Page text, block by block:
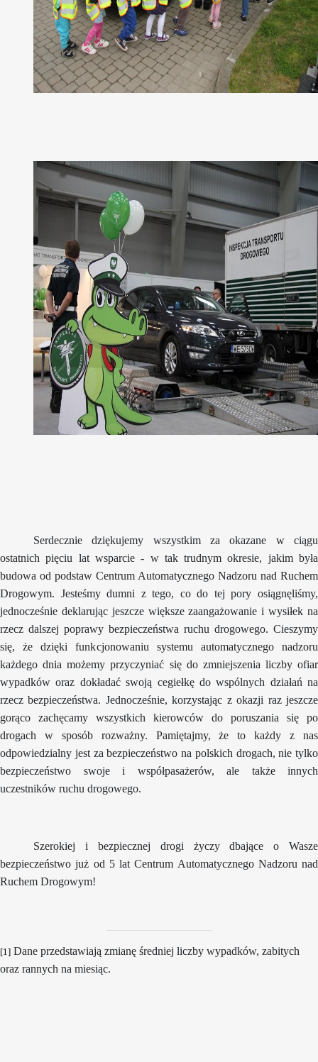
Serdecznie dziękujemy wszystkim za okazane w ciągu
ostatnich pięciu lat wsparcie - w tak trudnym okresie, jakim była
budowa od podstaw Centrum Automatycznego Nadzoru nad Ruchem
Drogowym. Jesteśmy dumni z tego, co do tej pory osiągnęliśmy,
jednocześnie deklarując jeszcze większe zaangażowanie i wysiłek na
rzecz dalszej poprawy bezpieczeństwa ruchu drogowego. Cieszymy
się, że dzięki funkcjonowaniu systemu automatycznego nadzoru
każdego dnia możemy przyczyniać się do zmniejszenia liczby ofiar
wypadków oraz dokładać swoją cegiełkę do wspólnych działań na
rzecz bezpieczeństwa. Jednocześnie, korzystając z okazji raz jeszcze
gorąco zachęcamy wszystkich kierowców do poruszania się po
drogach w sposób rozważny. Pamiętajmy, że to każdy z nas
odpowiedzialny jest za bezpieczeństwo na polskich drogach, nie tylko
bezpieczeństwo swoje i współpasażerów, ale także innych
uczestników ruchu drogowego.
Szerokiej i bezpiecznej drogi życzy dbające o Wasze
bezpieczeństwo już od 5 lat Centrum Automatycznego Nadzoru nad
Ruchem Drogowym!
[1] Dane przedstawiają zmianę średniej liczby wypadków, zabitych
oraz rannych na miesiąc.